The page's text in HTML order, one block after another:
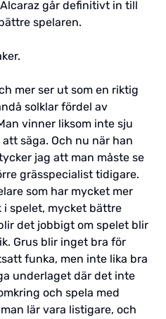
går definitivt in till
spelaren.
mer ser ut som en riktig
solklar fördel av
vinner liksom inte sju
säga. Och nu när han
jag att man måste se
grässpecialist tidigare.
som har mycket mer
spelet, mycket bättre
det jobbigt om spelet blir
Grus blir inget bra för
funka, men inte lika bra
underlaget där det inte
och spela med
lär vara listigare, och